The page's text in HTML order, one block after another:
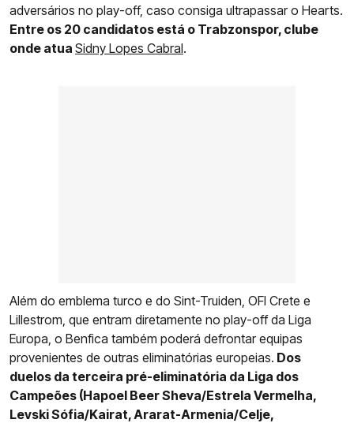
adversários no play-off, caso consiga ultrapassar o Hearts.
Entre os 20 candidatos está o Trabzonspor, clube
onde atua Sidny Lopes Cabral.
Além do emblema turco e do Sint-Truiden, OFI Crete e
Lillestrom, que entram diretamente no play-off da Liga
Europa, o Benfica também poderá defrontar equipas
provenientes de outras eliminatórias europeias. Dos
duelos da terceira pré-eliminatória da Liga dos
Campeões (Hapoel Beer Sheva/Estrela Vermelha,
Levski Sófia/Kairat, Ararat-Armenia/Celje,